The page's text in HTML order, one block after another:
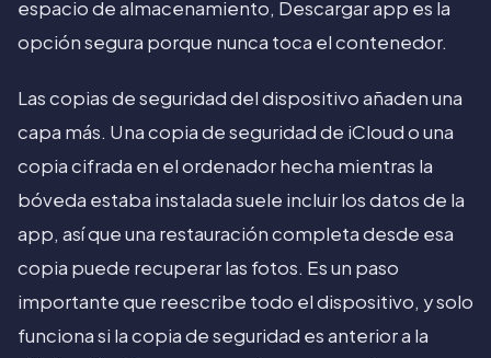
espacio de almacenamiento, Descargar app es la
opción segura porque nunca toca el contenedor.
Las copias de seguridad del dispositivo añaden una
capa más. Una copia de seguridad de iCloud o una
copia cifrada en el ordenador hecha mientras la
bóveda estaba instalada suele incluir los datos de la
app, así que una restauración completa desde esa
copia puede recuperar las fotos. Es un paso
importante que reescribe todo el dispositivo, y solo
funciona si la copia de seguridad es anterior a la